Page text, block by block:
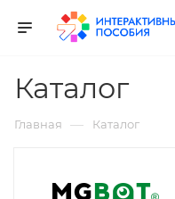
Каталог
Главная — Каталог